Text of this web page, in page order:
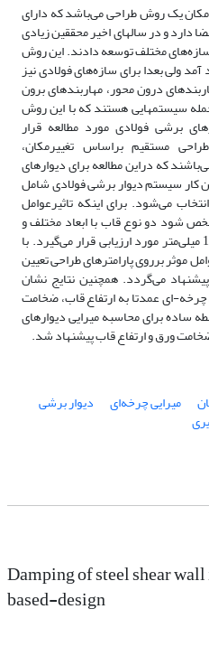
یک روش طراحی می‌باشد که دارای
دارد و در سالهای اخیر محققین زیادی
مختلف توسعه دادند. این روش
آمد ولی بعدا برای سازه‌های فولادی نیز
درون محور، مهاربندهای برون
سیستمهایی هستند که با این روش
برشی فولادی مورد مطالعه قرار
مستقیم براساس تغییرمکان،
که دراین مطالعه برای دیوارهای
کار سیستم دیوار برشی فولادی شامل
می‌شود. برای اینکه تاثیرعوامل
شود دو نوع قاب با ابعاد مختلف و
ورقهایی به ضخامتهای 2، 4، 6، 8 و 10 میلی‌متر مورد ارزیابی قرار می‌گیرد. با
موثر برروی پارامترهای طراحی تعیین
می‌گردد. همچنین نتایج نشان
چرخه-ای عمدتا به ارتفاع قاب، ضخامت
ساده برای محاسبه میرایی دیوارهای
ورق و ارتفاع قاب پیشنهاد شد.
میرایی چرخه‌ای دیوار برشی
Damping of steel shear
based-design